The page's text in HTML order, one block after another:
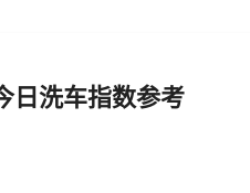
日洗车指数参考